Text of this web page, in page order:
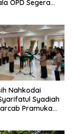
OPD Segera
Nahkodai
Syadiah
Pramuka